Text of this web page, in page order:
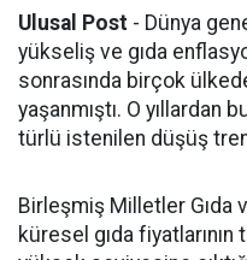
Ulusal Post - Dünya
yükseliş ve gıda
sonrasında birçok
yaşanmıştı. O yıllardan
türlü istenilen düşüş
Birleşmiş Milletler Gıda
küresel gıda fiyatlarının